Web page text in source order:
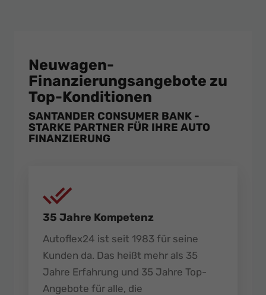
Neuwagen-
Finanzierungsangebote zu
Top-Konditionen
SANTANDER CONSUMER BANK -
STARKE PARTNER FÜR IHRE AUTO
FINANZIERUNG
35 Jahre Kompetenz
Autoflex24 ist seit 1983 für seine
Kunden da. Das heißt mehr als 35
Jahre Erfahrung und 35 Jahre Top-
Angebote für alle, die